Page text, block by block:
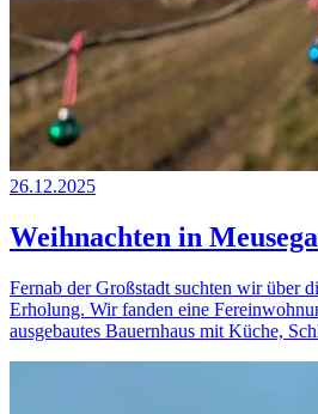
26.12.2025
Weihnachten in
Fernab der Großstadt suchten wir über
Erholung. Wir fanden eine
ausgebautes Bauernhaus mit Küche,